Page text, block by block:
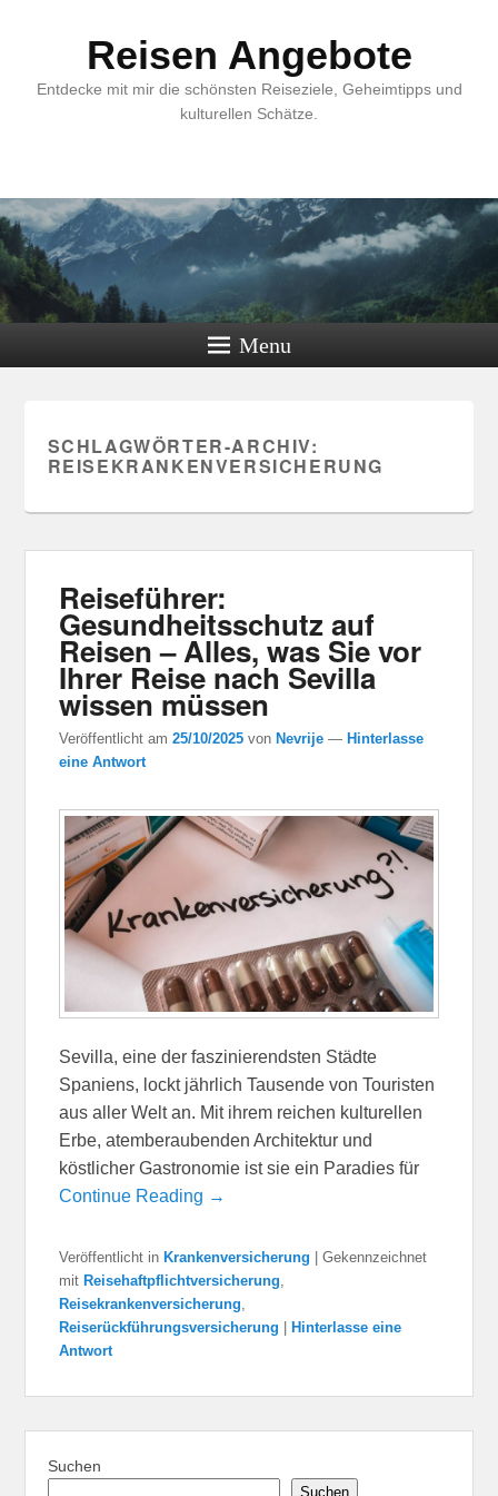
Reisen Angebote
Entdecke mit mir die schönsten Reiseziele, Geheimtipps und
kulturellen Schätze.
Menu
SCHLAGWÖRTER-ARCHIV:
REISEKRANKENVERSICHERUNG
Reiseführer:
Gesundheitsschutz auf
Reisen – Alles, was Sie vor
Ihrer Reise nach Sevilla
wissen müssen
Veröffentlicht am25/10/2025 von Nevrije — Hinterlasse
eine Antwort
Sevilla, eine der faszinierendsten Städte
Spaniens, lockt jährlich Tausende von Touristen
aus aller Welt an. Mit ihrem reichen kulturellen
Erbe, atemberaubenden Architektur und
köstlicher Gastronomie ist sie ein Paradies für
Continue Reading →
Veröffentlicht in Krankenversicherung |Gekennzeichnet
mit Reisehaftpflichtversicherung,
Reisekrankenversicherung,
Reiserückführungsversicherung
Hinterlasse eine
Antwort
Suchen
Suchen